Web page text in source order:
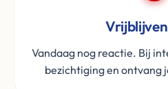
Vandaag nog reactie. Bij
bezichtiging en ontvang